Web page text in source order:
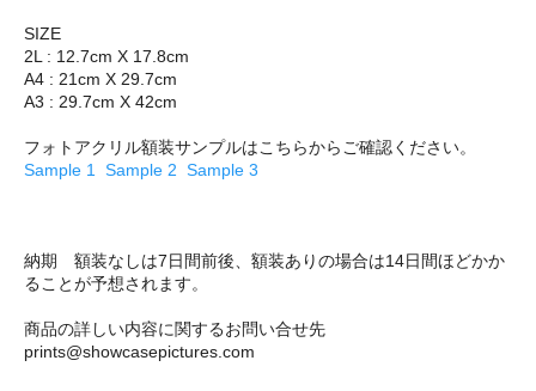
SIZE
2L : 12.7cm X 17.8cm
A4 : 21cm X 29.7cm
A3 : 29.7cm X 42cm
フォトアクリル額装サンプルはこちらからご確認ください。
Sample 1
Sample 2 Sample 3
納期 額装なしは7日間前後、額装ありの場合は14日間ほどかか
ることが予想されます。
商品の詳しい内容に関するお問い合せ先
prints@showcasepictures.com